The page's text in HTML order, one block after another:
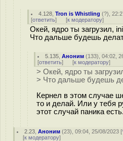
4.128 ,Tron is Whistling (?),
[ответить] [к модератору]
Окей, ядро ты загрузил,
Что дальше будешь
5.135 ,Аноним (133), 04:02,
[ответить] [к модератору]
> Окей, ядро ты
> Что дальше будешь
Кернел в этом случае
то и делай. Или у тебя
этот случай паника
2.23 ,Аноним (23), 09:04, 25/08/2023 [
[к модератору]